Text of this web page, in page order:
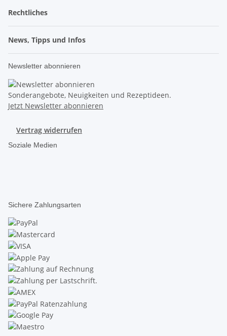
Rechtliches
News, Tipps und Infos
Newsletter abonnieren
Sonderangebote, Neuigkeiten und Rezeptideen.
Jetzt Newsletter abonnieren
Vertrag widerrufen
Soziale Medien
Sichere Zahlungsarten